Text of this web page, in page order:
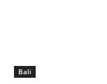
Bali